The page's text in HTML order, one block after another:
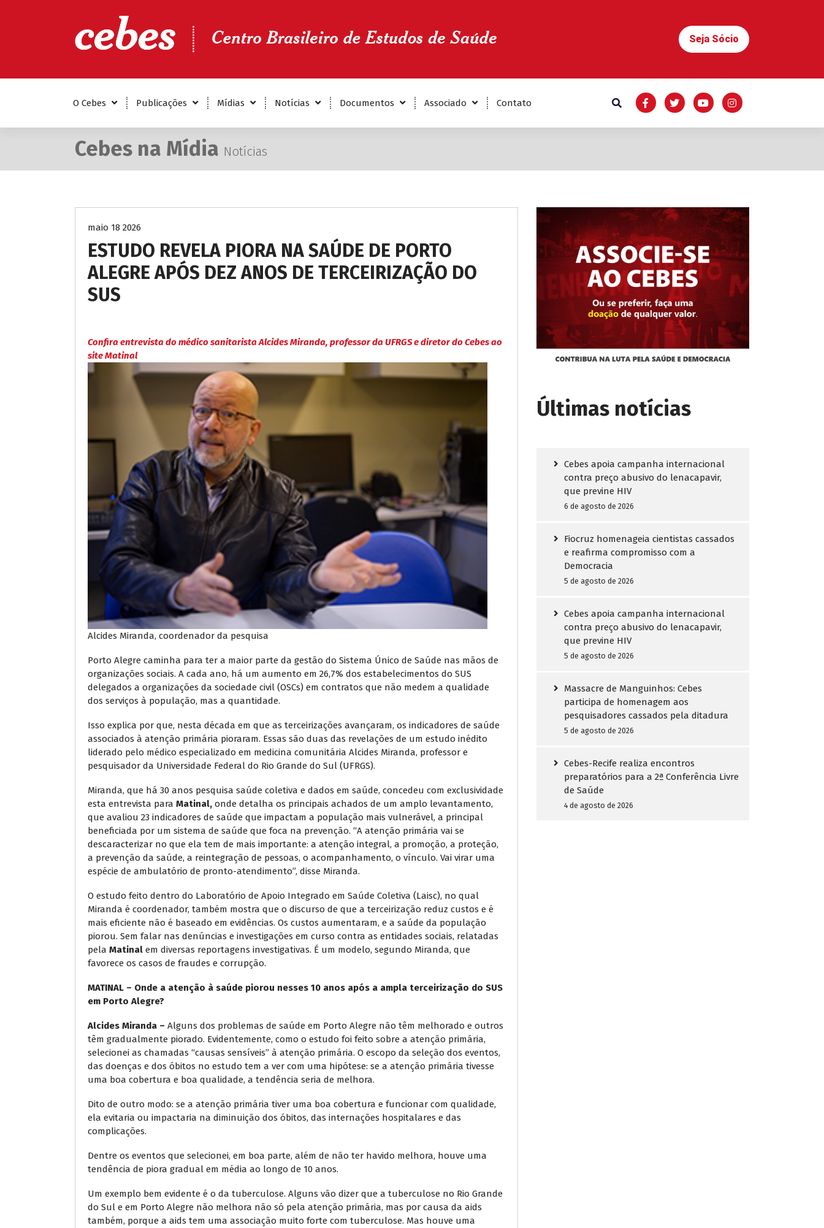
o
n
Seja Sócio
O Cebes Publicações Mídias Notícias Documentos Associado Contato
Cebes na Mídia Notícias
maio 18 2026
ESTUDO REVELA PIORA NA SAÚDE DE PORTO
ALEGRE APÓS DEZ ANOS DE TERCEIRIZAÇÃO DO
SUS
Confira entrevista do médico sanitarista Alcides Miranda, professor da UFRGS e diretor do Cebes ao
site Matinal
Alcides Miranda, coordenador da pesquisa
Porto Alegre caminha para ter a maior parte da gestão do Sistema Único de Saúde nas mãos de
organizações sociais. A cada ano, há um aumento em 26,7% dos estabelecimentos do SUS
delegados a organizações da sociedade civil (OSCs) em contratos que não medem a qualidade
dos serviços à população, mas a quantidade.
Isso explica por que, nesta década em que as terceirizações avançaram, os indicadores de saúde
associados à atenção primária pioraram. Essas são duas das revelações de um estudo inédito
liderado pelo médico especializado em medicina comunitária Alcides Miranda, professor e
pesquisador da Universidade Federal do Rio Grande do Sul (UFRGS).
Miranda, que há 30 anos pesquisa saúde coletiva e dados em saúde, concedeu com exclusividade
esta entrevista para Matinal, onde detalha os principais achados de um amplo levantamento,
que avaliou 23 indicadores de saúde que impactam a população mais vulnerável, a principal
beneficiada por um sistema de saúde que foca na prevenção. “A atenção primária vai se
descaracterizar no que ela tem de mais importante: a atenção integral, a promoção, a proteção,
a prevenção da saúde, a reintegração de pessoas, o acompanhamento, o vínculo. Vai virar uma
espécie de ambulatório de pronto-atendimento”, disse Miranda.
O estudo feito dentro do Laboratório de Apoio Integrado em Saúde Coletiva (Laisc), no qual
Miranda é coordenador, também mostra que o discurso de que a terceirização reduz custos e é
mais eficiente não é baseado em evidências. Os custos aumentaram, e a saúde da população
piorou. Sem falar nas denúncias e investigações em curso contra as entidades sociais, relatadas
pela Matinal em diversas reportagens investigativas. É um modelo, segundo Miranda, que
favorece os casos de fraudes e corrupção.
MATINAL – Onde a atenção à saúde piorou nesses 10 anos após a ampla terceirização do SUS
em Porto Alegre?
Alcides Miranda – Alguns dos problemas de saúde em Porto Alegre não têm melhorado e outros
têm gradualmente piorado. Evidentemente, como o estudo foi feito sobre a atenção primária,
selecionei as chamadas “causas sensíveis” à atenção primária. O escopo da seleção dos eventos,
das doenças e dos óbitos no estudo tem a ver com uma hipótese: se a atenção primária tivesse
uma boa cobertura e boa qualidade, a tendência seria de melhora.
Dito de outro modo: se a atenção primária tiver uma boa cobertura e funcionar com qualidade,
ela evitaria ou impactaria na diminuição dos óbitos, das internações hospitalares e das
complicações.
Dentre os eventos que selecionei, em boa parte, além de não ter havido melhora, houve uma
tendência de piora gradual em média ao longo de 10 anos.
Um exemplo bem evidente é o da tuberculose. Alguns vão dizer que a tuberculose no Rio Grande
do Sul e em Porto Alegre não melhora não só pela atenção primária, mas por causa da aids
também, porque a aids tem uma associação muito forte com tuberculose. Mas houve uma
Últimas notícias
Cebes apoia campanha internacional
contra preço abusivo do lenacapavir,
que previne HIV
6 de agosto de 2026
Fiocruz homenageia cientistas cassados
e reafirma compromisso com a
Democracia
5 de agosto de 2026
Cebes apoia campanha internacional
contra preço abusivo do lenacapavir,
que previne HIV
5 de agosto de 2026
Massacre de Manguinhos: Cebes
participa de homenagem aos
pesquisadores cassados pela ditadura
5 de agosto de 2026
Cebes-Recife realiza encontros
preparatórios para a 2ª Conferência Livre
de Saúde
4 de agosto de 2026